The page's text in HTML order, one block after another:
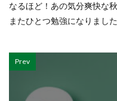
なるほど！あの気分爽快な
またひとつ勉強になりました
Prev